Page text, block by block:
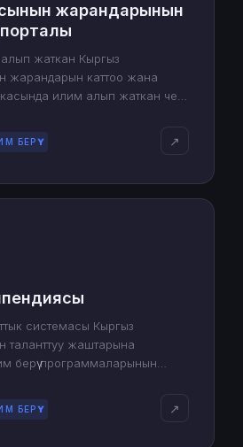
жарандарынын
жаткан Кыргыз
жарандарын каттоо жана
илим алып жаткан чет
БЕРҮҮ ↗
системасы Кыргыз
таланттуу жаштарына
берүү программаларынын
магистратура жана
илим алууга өбөлгө
БЕРҮҮ ↗